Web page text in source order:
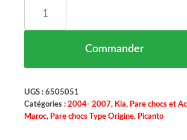
Commander
UGS : 6505051
Catégories : 2004- 2007, Kia, Pare chocs et
Maroc, Pare chocs Type Origine, Picanto